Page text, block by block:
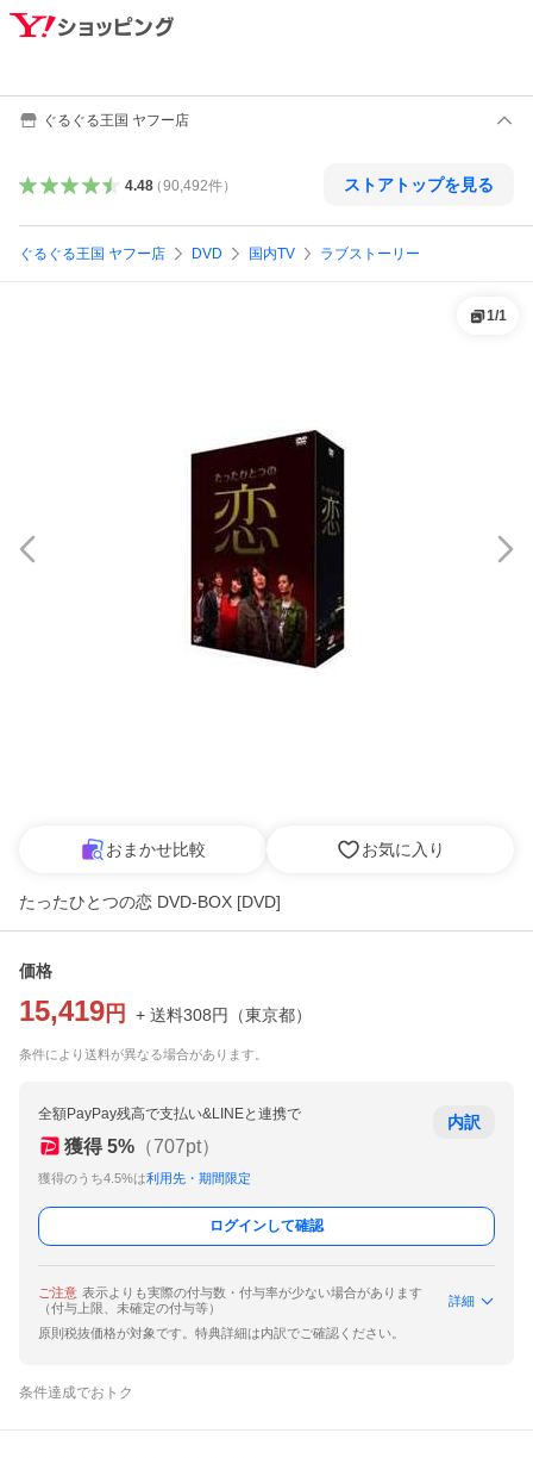
ぐるぐる王国 ヤフー店
4.48（90,492件） ストアトップを見る
ぐるぐる王国 ヤフー店 DVD 国内TV ラブストーリー
1/1
おまかせ比較 お気に入り
たったひとつの恋 DVD-BOX [DVD]
価格
15,419 円 + 送料308円 （東京都）
条件により送料が異なる場合があります。
全額PayPay残高で支払い&LINEと連携で
獲得 5% （707pt）
獲得のうち4.5%は利用先・期間限定
内訳
ログインして確認
ご注意 表示よりも実際の付与数・付与率が少ない場合があります
（付与上限、未確定の付与等）
詳細
原則税抜価格が対象です。特典詳細は内訳でご確認ください。
条件達成でおトク